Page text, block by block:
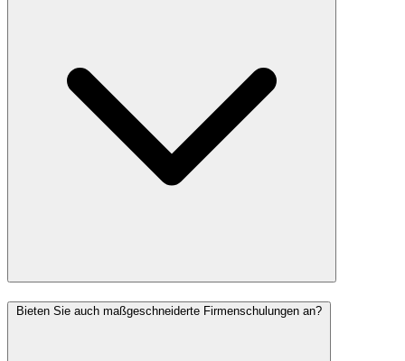
Bieten Sie auch maßgeschneiderte Firmenschulungen an?